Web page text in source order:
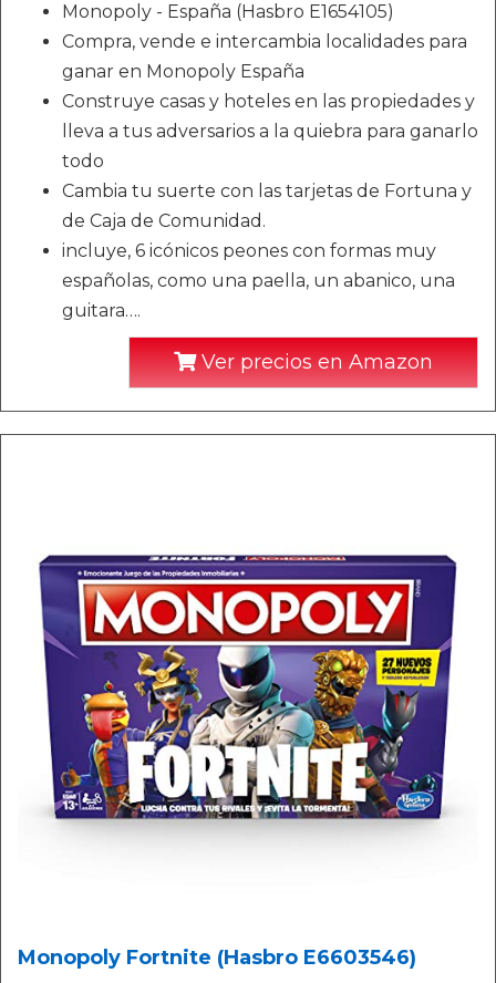
Monopoly - España (Hasbro E1654105)
Compra, vende e intercambia localidades para
ganar en Monopoly España
Construye casas y hoteles en las propiedades y
lleva a tus adversarios a la quiebra para ganarlo
todo
Cambia tu suerte con las tarjetas de Fortuna y
de Caja de Comunidad.
incluye, 6 icónicos peones con formas muy
españolas, como una paella, un abanico, una
guitara….
Ver precios en Amazon
Monopoly Fortnite (Hasbro E6603546)